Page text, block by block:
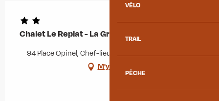
VÉLO
TRAIL
PÊCHE
Chalet Le Replat - La Grange
94 Place Opinel, Chef-lieu, 73300 Albiez-Montrond
M'y rendre